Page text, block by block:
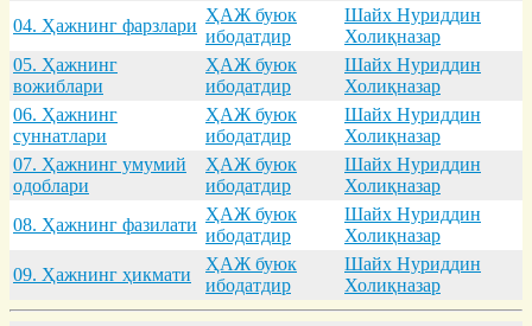
04. Ҳaжнинг фaрзлaри
ҲАЖ буюк
ибодатдир
Шайх Нуриддин
Холиқназар
05. Ҳaжнинг
вожиблaри
ҲАЖ буюк
ибодатдир
Шайх Нуриддин
Холиқназар
06. Ҳaжнинг
суннaтлaри
ҲАЖ буюк
ибодатдир
Шайх Нуриддин
Холиқназар
07. Ҳaжнинг умумий
одоблaри
ҲАЖ буюк
ибодатдир
Шайх Нуриддин
Холиқназар
08. Ҳaжнинг фaзилaти
ҲАЖ буюк
ибодатдир
Шайх Нуриддин
Холиқназар
09. Ҳaжнинг ҳикмaти
ҲАЖ буюк
ибодатдир
Шайх Нуриддин
Холиқназар